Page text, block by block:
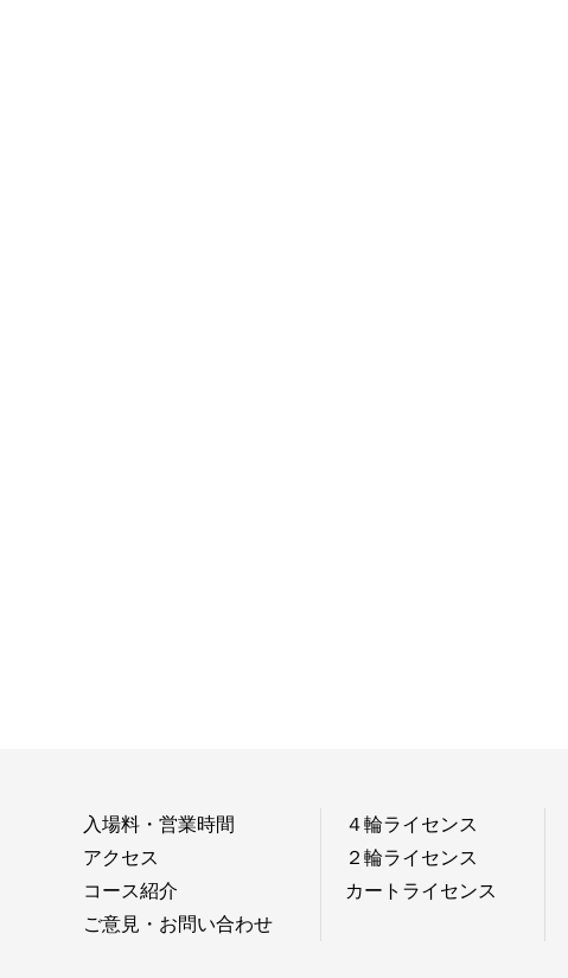
入場料・営業時間
アクセス
コース紹介
ご意見・お問い合わせ
４輪ライセンス
２輪ライセンス
カートライセンス